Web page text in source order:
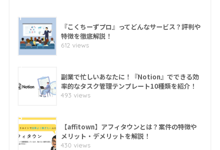
1
『こくちーずプロ』ってどんなサービス？評判や
特徴を徹底解説！
612 views
副業で忙しいあなたに！『Notion』でできる効
率的なタスク管理テンプレート10種類を紹介！
493 views
3
【affitown】アフィタウンとは？案件の特徴や
メリット・デメリットを解説！
430 views